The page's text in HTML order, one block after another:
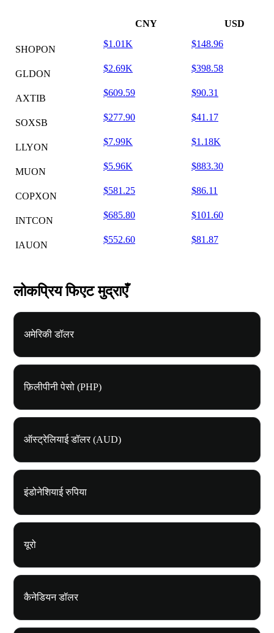
CNY USD
SHOPON
$1.01K $148.96
GLDON
$2.69K $398.58
AXTIB
$609.59 $90.31
SOXSB
$277.90 $41.17
LLYON
$7.99K $1.18K
MUON
$5.96K $883.30
COPXON
$581.25 $86.11
INTCON
$685.80 $101.60
IAUON
$552.60 $81.87
लोकप्रिय फिएट मुद्राएँ
अमेरिकी डॉलर
फ़िलीपीनी पेसो (PHP)
ऑस्ट्रेलियाई डॉलर (AUD)
इंडोनेशियाई रुपिया
यूरो
कैनेडियन डॉलर